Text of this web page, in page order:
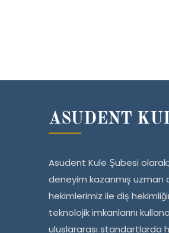
ASUDENT
Asudent Kule Şubesi olarak;
deneyim kazanmış uzman
hekimlerimiz ile diş
teknolojik imkanlarını
uluslararası standartlarda